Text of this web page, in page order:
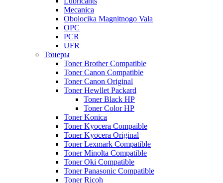
Mecanica
Obolocika Magnitnogo Vala
OPC
PCR
UFR
Тонеры
Toner Brother Compatible
Toner Canon Compatible
Toner Canon Original
Toner Hewllet Packard
Toner Black HP
Toner Color HP
Toner Konica
Toner Kyocera Compaible
Toner Kyocera Original
Toner Lexmark Compatible
Toner Minolta Compatible
Toner Oki Compatible
Toner Panasonic Compatible
Toner Ricoh